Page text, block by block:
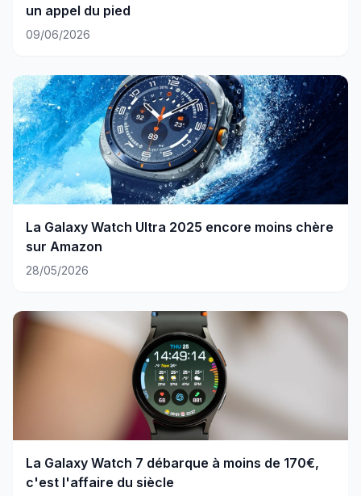
un appel du pied
09/06/2026
La Galaxy Watch Ultra 2025 encore moins chère
sur Amazon
28/05/2026
La Galaxy Watch 7 débarque à moins de 170€,
c'est l'affaire du siècle